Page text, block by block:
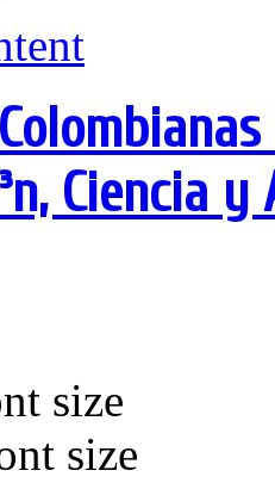
Ciencia
size
size